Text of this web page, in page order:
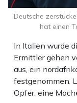
In Italien wurde
Ermittler gehen
aus, ein
festgenommen.
Opfer, eine
Deutsche
hat einen